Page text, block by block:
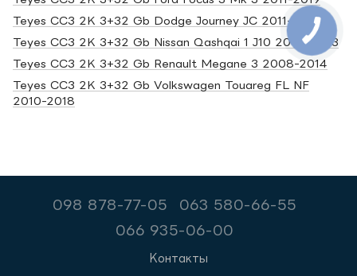
Teyes CC3 2K 3+32 Gb Dodge Journey JC 2011-2020
Teyes CC3 2K 3+32 Gb Nissan Qashqai 1 J10 2006-2013
Teyes CC3 2K 3+32 Gb Renault Megane 3 2008-2014
Teyes CC3 2K 3+32 Gb Volkswagen Touareg FL NF
2010-2018
098 878-77-05
063 580-66-55
066 935-06-00
Контакты